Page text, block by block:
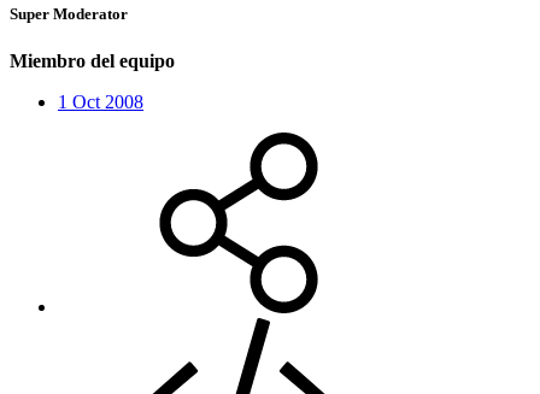
Super Moderator
Miembro del equipo
1 Oct 2008